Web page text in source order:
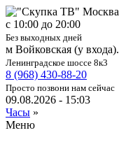
c 10:00 до 20:00
Без выходных дней
м Войковская (у входа).
Ленинградское шоссе 8к3
8 (968) 430-88-20
Просто позвони нам сейчас
09.08.2026 - 15:03
Часы »
Меню